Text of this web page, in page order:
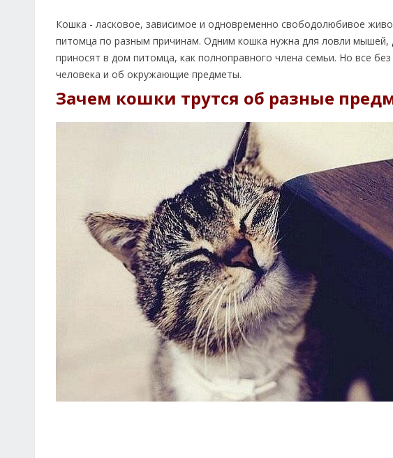
Кошка - ласковое, зависимое и одновременно свободолюбивое
питомца по разным причинам. Одним кошка нужна для ловли мышей,
приносят в дом питомца, как полноправного члена семьи. Но все
человека и об окружающие предметы.
Зачем кошки трутся об разные